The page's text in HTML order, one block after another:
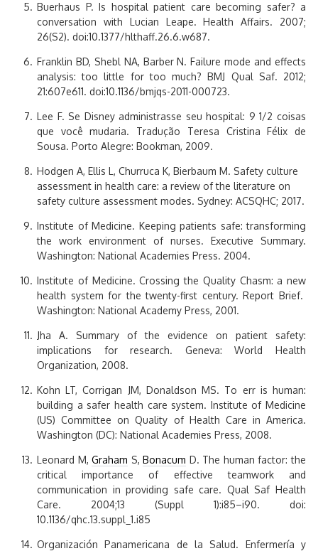
Buerhaus P. Is hospital patient care becoming safer? a
conversation with Lucian Leape. Health Affairs. 2007;
26(S2). doi:10.1377/hlthaff.26.6.w687.
Franklin BD, Shebl NA, Barber N. Failure mode and effects
analysis: too little for too much? BMJ Qual Saf. 2012;
21:607e611. doi:10.1136/bmjqs-2011-000723.
Lee F. Se Disney administrasse seu hospital: 9 1/2 coisas
que você mudaria. Tradução Teresa Cristina Félix de
Sousa. Porto Alegre: Bookman, 2009.
Hodgen A, Ellis L, Churruca K, Bierbaum M. Safety culture
assessment in health care: a review of the literature on
safety culture assessment modes. Sydney: ACSQHC; 2017.
Institute of Medicine. Keeping patients safe: transforming
the work environment of nurses. Executive Summary.
Washington: National Academies Press. 2004.
Institute of Medicine. Crossing the Quality Chasm: a new
health system for the twenty-first century. Report Brief.
Washington: National Academy Press, 2001.
Jha A. Summary of the evidence on patient safety:
implications for research. Geneva: World Health
Organization, 2008.
Kohn LT, Corrigan JM, Donaldson MS. To err is human:
building a safer health care system. Institute of Medicine
(US) Committee on Quality of Health Care in America.
Washington (DC): National Academies Press, 2008.
Leonard M,Graham S,Bonacum D. The human factor: the
critical importance of effective teamwork and
communication in providing safe care. Qual Saf Health
Care. 2004;13 (Suppl 1):i85–i90. doi:
10.1136/qhc.13.suppl_1.i85
Organización Panamericana de la Salud. Enfermería y